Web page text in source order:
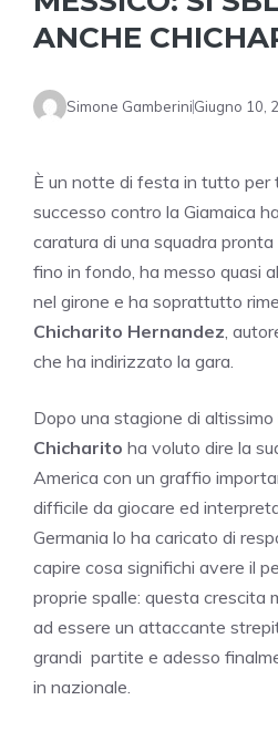
ANCHE
Simone GamberiniGiugno 10,
È un notte di festa in tutto per
successo contro la Giamaica
caratura di una squadra
fino in fondo, ha messo quasi
nel girone e ha soprattutto
Chicharito Hernandez,
che ha indirizzato la gara.
Dopo una stagione di
Chicharito ha voluto dire la
America con un graffio
difficile da giocare ed
Germania lo ha caricato di
capire cosa significhi avere il
proprie spalle: questa crescita
ad essere un attaccante
grandi partite e adesso
in nazionale.